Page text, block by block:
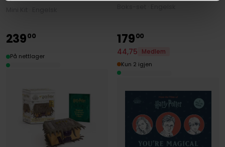
23900
På nettlager
17900
44,75
Medlem
Kun 2 igjen